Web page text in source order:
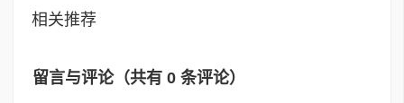
相关推荐
留言与评论（共有 0 条评论）